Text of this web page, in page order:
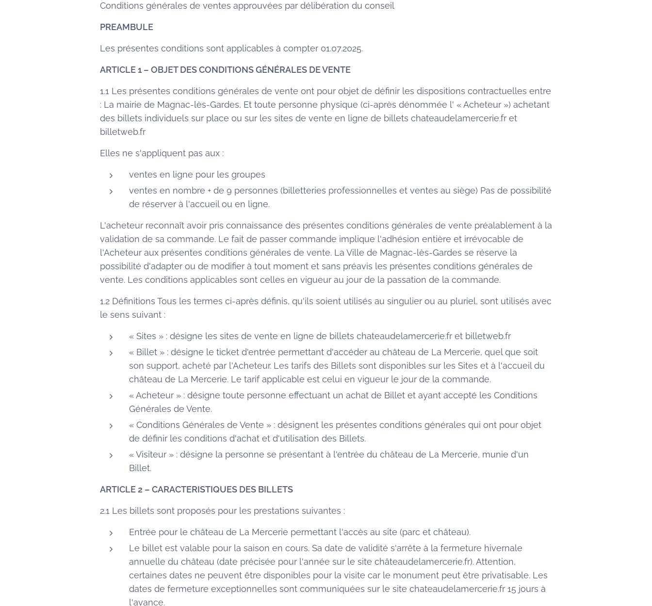
Conditions générales de ventes approuvées par délibération du conseil
PREAMBULE
Les présentes conditions sont applicables à compter 01.07.2025.
ARTICLE 1 – OBJET DES CONDITIONS GÉNÉRALES DE VENTE
1.1 Les présentes conditions générales de vente ont pour objet de définir les dispositions contractuelles entre
: La mairie de Magnac-lès-Gardes, Et toute personne physique (ci-après dénommée l' « Acheteur ») achetant
des billets individuels sur place ou sur les sites de vente en ligne de billets chateaudelamercerie.fr et
billetweb.fr
Elles ne s'appliquent pas aux :
ventes en ligne pour les groupes
ventes en nombre + de 9 personnes (billetteries professionnelles et ventes au siège) Pas de possibilité
de réserver à l'accueil ou en ligne.
L'acheteur reconnaît avoir pris connaissance des présentes conditions générales de vente préalablement à la
validation de sa commande. Le fait de passer commande implique l'adhésion entière et irrévocable de
l'Acheteur aux présentes conditions générales de vente. La Ville de Magnac-lès-Gardes se réserve la
possibilité d'adapter ou de modifier à tout moment et sans préavis les présentes conditions générales de
vente. Les conditions applicables sont celles en vigueur au jour de la passation de la commande.
1.2 Définitions Tous les termes ci-après définis, qu'ils soient utilisés au singulier ou au pluriel, sont utilisés avec
le sens suivant :
« Sites » : désigne les sites de vente en ligne de billets chateaudelamercerie.fr et billetweb.fr
« Billet » : désigne le ticket d'entrée permettant d'accéder au château de La Mercerie, quel que soit
son support, acheté par l'Acheteur. Les tarifs des Billets sont disponibles sur les Sites et à l'accueil du
château de La Mercerie. Le tarif applicable est celui en vigueur le jour de la commande.
« Acheteur » : désigne toute personne effectuant un achat de Billet et ayant accepté les Conditions
Générales de Vente.
« Conditions Générales de Vente » : désignent les présentes conditions générales qui ont pour objet
de définir les conditions d'achat et d'utilisation des Billets.
« Visiteur » : désigne la personne se présentant à l'entrée du château de La Mercerie, munie d'un
Billet.
ARTICLE 2 – CARACTERISTIQUES DES BILLETS
2.1 Les billets sont proposés pour les prestations suivantes :
Entrée pour le château de La Mercerie permettant l'accès au site (parc et château).
Le billet est valable pour la saison en cours. Sa date de validité s'arrête à la fermeture hivernale
annuelle du château (date précisée pour l'année sur le site châteaudelamercerie.fr). Attention,
certaines dates ne peuvent être disponibles pour la visite car le monument peut être privatisable. Les
dates de fermeture exceptionnelles sont communiquées sur le site chateaudelamercerie.fr 15 jours à
l'avance.